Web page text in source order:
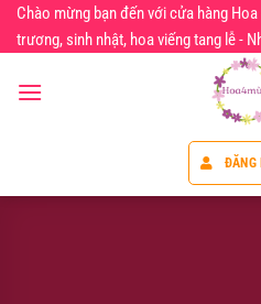
Chuyển
đến
dung
Chào mừng bạn đến với cửa hàng
trương, sinh nhật, hoa viếng tang lễ -
ĐĂNG